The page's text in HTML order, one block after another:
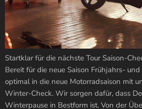
Startklar für die nächste Tour Saison-
Bereit für die neue Saison Frühjahrs-
optimal in die neue Motorradsaison mit
Winter-Check. Wir sorgen dafür, dass
Winterpause in Bestform ist. Von der